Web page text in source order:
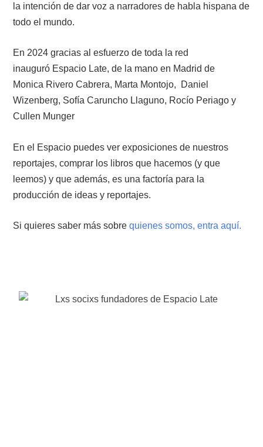
la intención de dar voz a narradores de habla hispana de
todo el mundo.
En 2024 gracias al esfuerzo de toda la red
inauguró Espacio Late, de la mano en Madrid de
Monica Rivero Cabrera, Marta Montojo, Daniel
Wizenberg, Sofía Caruncho Llaguno, Rocío Periago y
Cullen Munger
En el Espacio puedes ver exposiciones de nuestros
reportajes, comprar los libros que hacemos (y que
leemos) y que además, es una factoría para la
producción de ideas y reportajes.
Si quieres saber más sobrequienes somos, entra aquí.